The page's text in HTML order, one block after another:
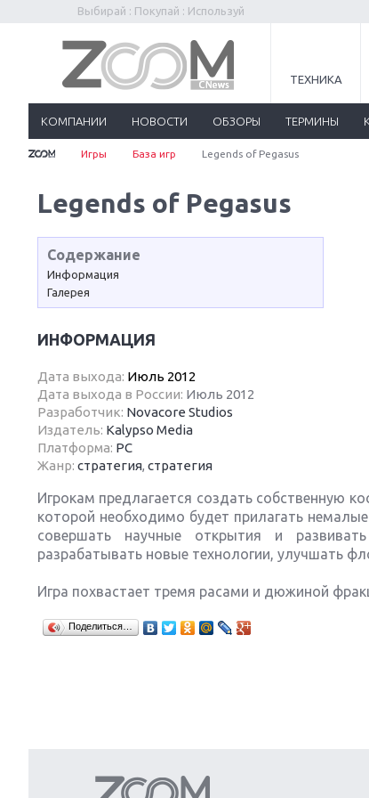
Выбирай : Покупай : Используй
ТЕХНИКА
КОМПАНИИ НОВОСТИ ОБЗОРЫ ТЕРМИНЫ
Игры База игр Legends of Pegasus
Legends of Pegasus
Содержание
Информация
Галерея
ИНФОРМАЦИЯ
Дата выхода: Июль 2012
Дата выхода в России: Июль 2012
Разработчик: Novacore Studios
Издатель: Kalypso Media
Платформа: PC
Жанр: стратегия, стратегия
Игрокам предлагается создать собственную
которой необходимо будет прилагать
совершать научные открытия и
разрабатывать новые технологии, улучшать
Игра похвастает тремя расами и дюжиной
Поделиться…
Next